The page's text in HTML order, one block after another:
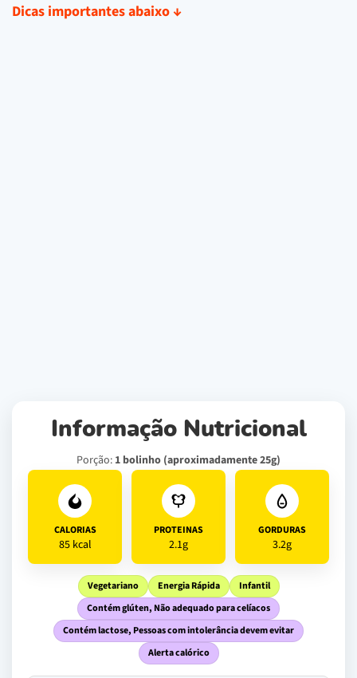
Dicas importantes abaixo ↓
Informação Nutricional
Porção: 1 bolinho (aproximadamente 25g)
CALORIAS
85 kcal
PROTEINAS
2.1g
GORDURAS
3.2g
Vegetariano Energia Rápida
Infantil
Contém glúten, Não adequado para celíacos
Contém lactose, Pessoas com intolerância devem evitar
Alerta calórico